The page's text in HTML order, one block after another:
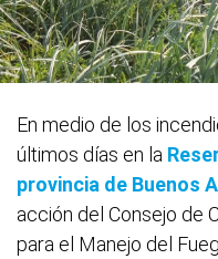
En medio de los
últimos días en la
provincia de Buenos
acción del Consejo de
para el Manejo del